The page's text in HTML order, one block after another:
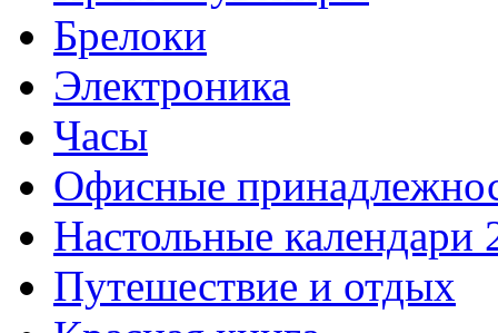
Брелоки
Электроника
Часы
Офисные
Настольные календари
Путешествие и отдых